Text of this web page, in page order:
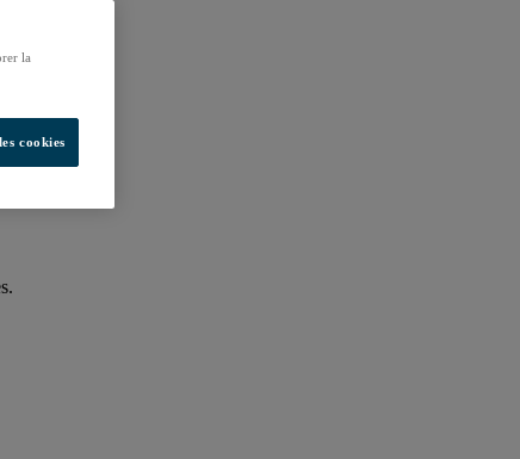
la
cookies